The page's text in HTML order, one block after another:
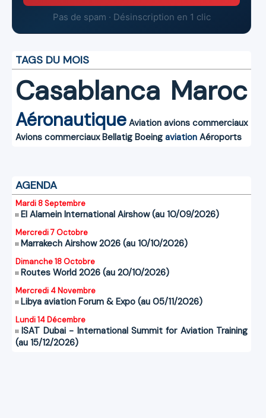
Pas de spam · Désinscription en 1 clic
TAGS DU MOIS
Casablanca Maroc
Aéronautique Aviation avions commerciaux
Avions commerciaux Bellatig Boeing aviation Aéroports
AGENDA
Mardi 8 Septembre
El Alamein International Airshow (au 10/09/2026)
Mercredi 7 Octobre
Marrakech Airshow 2026 (au 10/10/2026)
Dimanche 18 Octobre
Routes World 2026 (au 20/10/2026)
Mercredi 4 Novembre
Libya aviation Forum & Expo (au 05/11/2026)
Lundi 14 Décembre
ISAT Dubai - International Summit for Aviation Training
(au 15/12/2026)